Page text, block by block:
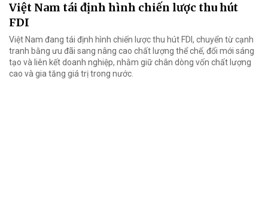
Việt Nam tái định hình chiến lược thu hút
FDI
Việt Nam đang tái định hình chiến lược thu hút FDI, chuyển từ cạnh
tranh bằng ưu đãi sang nâng cao chất lượng thể chế, đổi mới sáng
tạo và liên kết doanh nghiệp, nhằm giữ chân dòng vốn chất lượng
cao và gia tăng giá trị trong nước.